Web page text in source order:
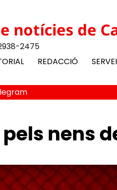
notícies de
2475
REDACCIÓ
nens